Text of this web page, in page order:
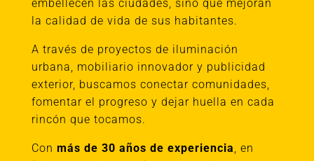
embellecen las ciudades, sino que mejoran
la calidad de vida de sus habitantes.
A través de proyectos de iluminación
urbana, mobiliario innovador y publicidad
exterior, buscamos conectar comunidades,
fomentar el progreso y dejar huella en cada
rincón que tocamos.
Con más de 30 años de experiencia, en